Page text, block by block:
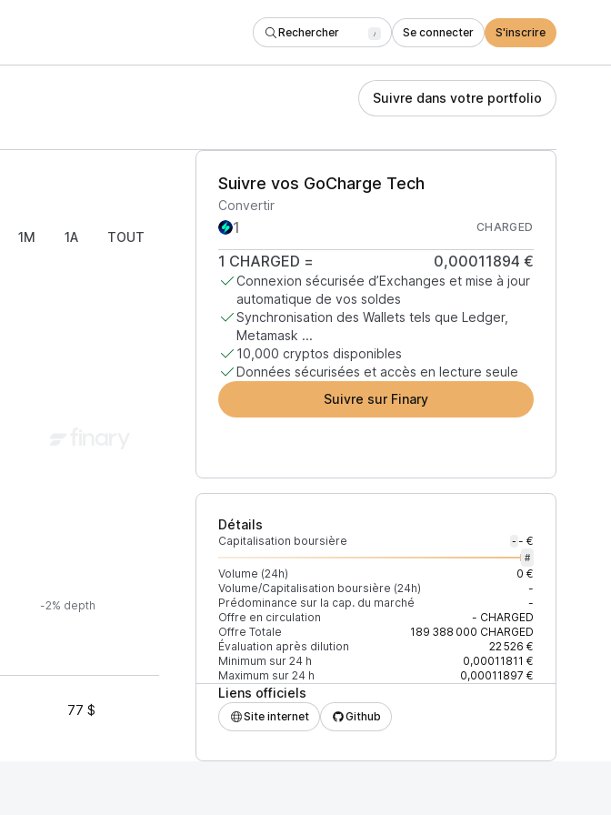
Rechercher / Se connecter S'inscrire
Suivre dans votre portfolio
1M 1A TOUT
Suivre vos GoCharge Tech
Convertir
CHARGED
1 CHARGED = 0,00011894 €
Connexion sécurisée d’Exchanges et mise à jour
automatique de vos soldes
Synchronisation des Wallets tels que Ledger,
Metamask ...
10,000 cryptos disponibles
Données sécurisées et accès en lecture seule
Suivre sur Finary
Détails
Capitalisation boursière - - €
#
Volume (24h)
0 €
Volume/Capitalisation boursière (24h)
-
Prédominance sur la cap. du marché
-
Offre en circulation
- CHARGED
Offre Totale
189 388 000 CHARGED
Évaluation après dilution
22 526 €
Minimum sur 24 h
0,00011811 €
Maximum sur 24 h
0,00011897 €
Liens officiels
Site internet Github
-2% depth Volume (24h) % du volume Confiance Mis à jour
77 $ 0 $ 100 %